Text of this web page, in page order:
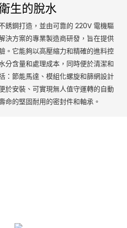
生的脫水
銹鋼打造，並由可靠的 220V 電機驅
決方案的專業製造商研發，旨在提供
。它能夠以高壓縮力和精確的進料控
分含量和處理成本，同時便於清潔和
：節能馬達、模組化螺旋和篩網設計
於安裝、可實現無人值守運轉的自動
命的堅固耐用的密封件和軸承。